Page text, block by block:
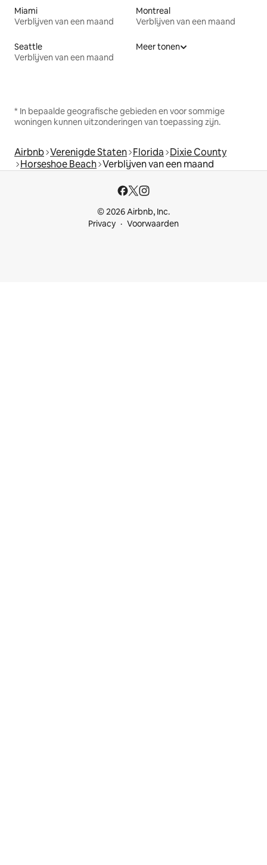
Miami
Verblijven van een maand
Montreal
Verblijven van een maand
Seattle
Verblijven van een maand
Meer tonen
* In bepaalde geografische gebieden en voor sommige
woningen kunnen uitzonderingen van toepassing zijn.
Airbnb Verenigde Staten Florida Dixie County
Horseshoe Beach Verblijven van een maand
© 2026 Airbnb, Inc.
Privacy
Voorwaarden